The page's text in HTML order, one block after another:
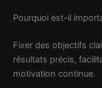
Pourquoi est-il
Fixer des objectifs
résultats précis,
motivation continue.